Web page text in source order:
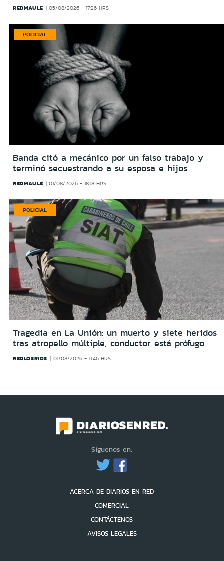
REDMAULE 05/08/2026 - 17:26 HRS
POLICIAL
Banda citó a mecánico por un falso trabajo y
terminó secuestrando a su esposa e hijos
REDMAULE 01/08/2026 - 18:18 HRS
POLICIAL
Tragedia en La Unión: un muerto y siete heridos
tras atropello múltiple, conductor está prófugo
REDLOSRIOS 01/08/2026 - 11:46 HRS
Síguenos en:
ACERCA DE DIARIOS EN RED
COMERCIAL
CONTÁCTENOS
AVISOS LEGALES